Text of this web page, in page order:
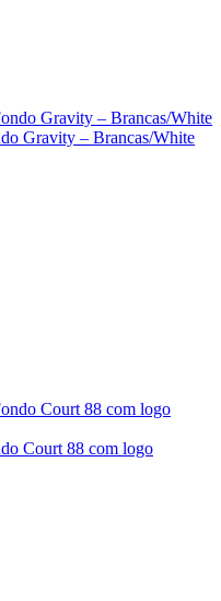
Gravity – Brancas/White
Court 88 com logo